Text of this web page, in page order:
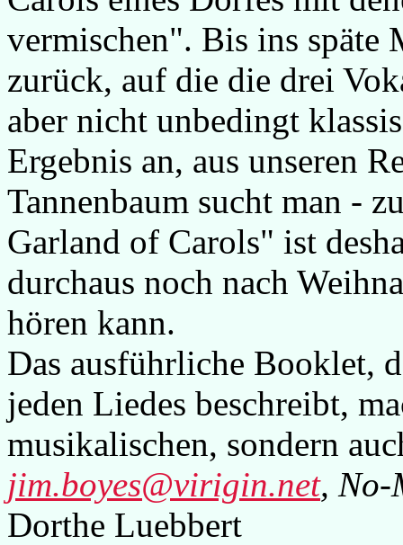
vermischen". Bis ins späte
zurück, auf die die drei
aber nicht unbedingt
Ergebnis an, aus unseren
Tannenbaum sucht man -
Garland of Carols" ist
durchaus noch nach
hören kann.
Das ausführliche Booklet,
jeden Liedes beschreibt,
musikalischen, sondern
jim.boyes@virigin.net, No-
Dorthe Luebbert